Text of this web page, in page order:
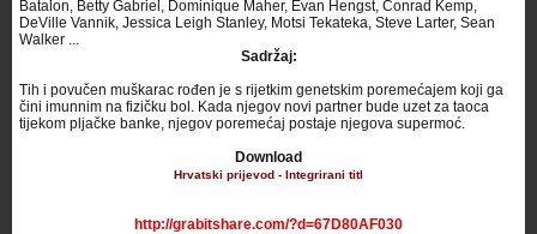
Batalon, Betty Gabriel, Dominique Maher, Evan Hengst, Conrad Kemp,
DeVille Vannik, Jessica Leigh Stanley, Motsi Tekateka, Steve Larter, Sean
Walker ...
Sadržaj:
Tih i povučen muškarac rođen je s rijetkim genetskim poremećajem koji ga
čini imunnim na fizičku bol. Kada njegov novi partner bude uzet za taoca
tijekom pljačke banke, njegov poremećaj postaje njegova supermoć. ​
Download
Hrvatski prijevod - Integrirani titl
http://grabitshare.com/?d=67D80AF030